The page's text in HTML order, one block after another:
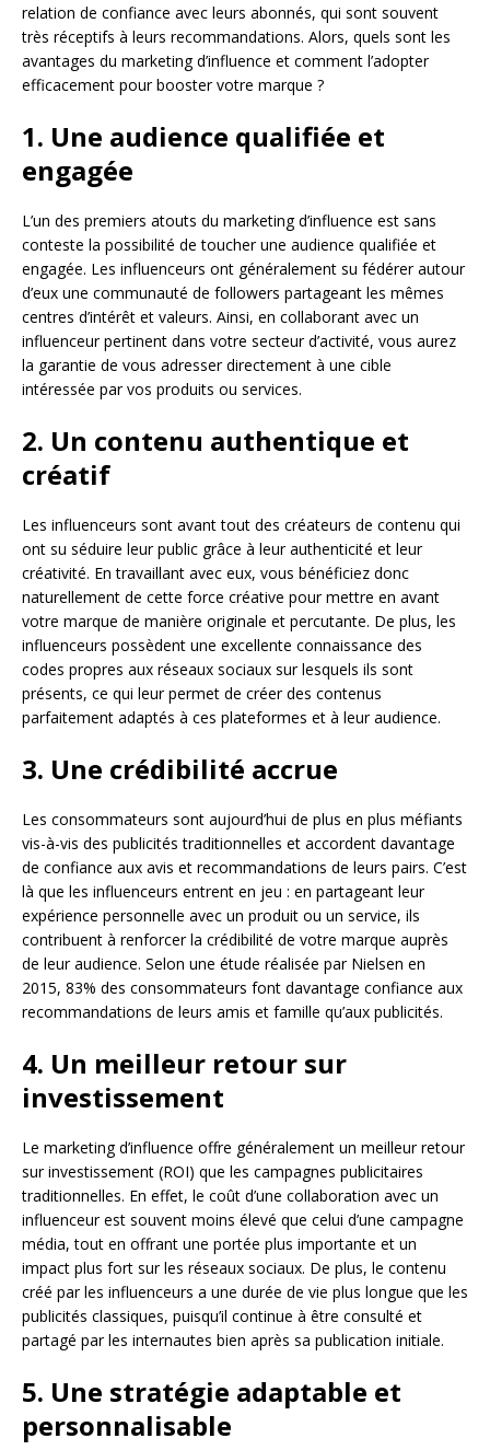
relation de confiance avec leurs abonnés, qui sont souvent
très réceptifs à leurs recommandations. Alors, quels sont les
avantages du marketing d’influence et comment l’adopter
efficacement pour booster votre marque ?
1. Une audience qualifiée et
engagée
L’un des premiers atouts du marketing d’influence est sans
conteste la possibilité de toucher une audience qualifiée et
engagée. Les influenceurs ont généralement su fédérer autour
d’eux une communauté de followers partageant les mêmes
centres d’intérêt et valeurs. Ainsi, en collaborant avec un
influenceur pertinent dans votre secteur d’activité, vous aurez
la garantie de vous adresser directement à une cible
intéressée par vos produits ou services.
2. Un contenu authentique et
créatif
Les influenceurs sont avant tout des créateurs de contenu qui
ont su séduire leur public grâce à leur authenticité et leur
créativité. En travaillant avec eux, vous bénéficiez donc
naturellement de cette force créative pour mettre en avant
votre marque de manière originale et percutante. De plus, les
influenceurs possèdent une excellente connaissance des
codes propres aux réseaux sociaux sur lesquels ils sont
présents, ce qui leur permet de créer des contenus
parfaitement adaptés à ces plateformes et à leur audience.
3. Une crédibilité accrue
Les consommateurs sont aujourd’hui de plus en plus méfiants
vis-à-vis des publicités traditionnelles et accordent davantage
de confiance aux avis et recommandations de leurs pairs. C’est
là que les influenceurs entrent en jeu : en partageant leur
expérience personnelle avec un produit ou un service, ils
contribuent à renforcer la crédibilité de votre marque auprès
de leur audience. Selon une étude réalisée par Nielsen en
2015, 83% des consommateurs font davantage confiance aux
recommandations de leurs amis et famille qu’aux publicités.
4. Un meilleur retour sur
investissement
Le marketing d’influence offre généralement un meilleur retour
sur investissement (ROI) que les campagnes publicitaires
traditionnelles. En effet, le coût d’une collaboration avec un
influenceur est souvent moins élevé que celui d’une campagne
média, tout en offrant une portée plus importante et un
impact plus fort sur les réseaux sociaux. De plus, le contenu
créé par les influenceurs a une durée de vie plus longue que les
publicités classiques, puisqu’il continue à être consulté et
partagé par les internautes bien après sa publication initiale.
5. Une stratégie adaptable et
personnalisable